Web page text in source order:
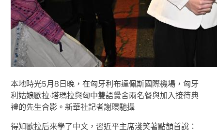
本地時光5月8日晚，在匈牙利布達佩斯國際機場，匈牙
利姑娘歐拉·塔瑪拉與匈中雙語黌舍兩名餐與加入接待典
禮的先生合影。新華社記者謝環馳攝
得知歐拉后來學了中文，習近平主席淺笑著點頷首說：